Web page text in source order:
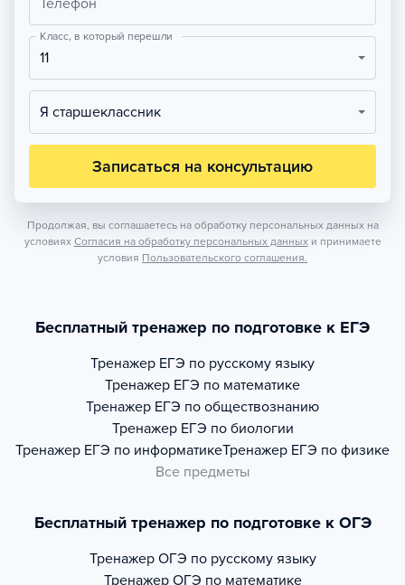
Телефон
Класс, в который перешли
11
Я старшеклассник
Записаться на консультацию
Продолжая, вы соглашаетесь на обработку персональных данных на
условиях Согласия на обработку персональных данных и принимаете
условия Пользовательского соглашения.
Бесплатный тренажер по подготовке к ЕГЭ
Тренажер ЕГЭ по русскому языку
Тренажер ЕГЭ по математике
Тренажер ЕГЭ по обществознанию
Тренажер ЕГЭ по биологии
Тренажер ЕГЭ по информатикеТренажер ЕГЭ по физике
Все предметы
Бесплатный тренажер по подготовке к ОГЭ
Тренажер ОГЭ по русскому языку
Тренажер ОГЭ по математике